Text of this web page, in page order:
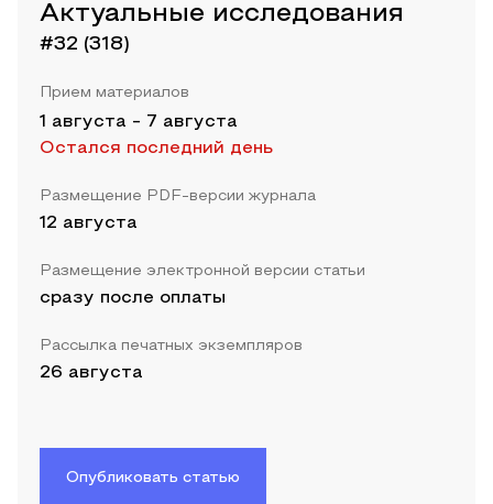
Актуальные исследования
#32 (318)
Прием материалов
1 августа - 7 августа
Остался последний день
Размещение PDF-версии журнала
12 августа
Размещение электронной версии статьи
сразу после оплаты
Рассылка печатных экземпляров
26 августа
Опубликовать статью